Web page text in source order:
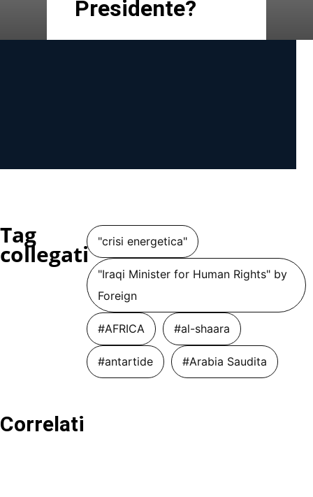
Presidente?
Tag
collegati "crisi energetica"
"Iraqi Minister for Human Rights" by
Foreign
#AFRICA #al-shaara
#antartide #Arabia Saudita
Correlati